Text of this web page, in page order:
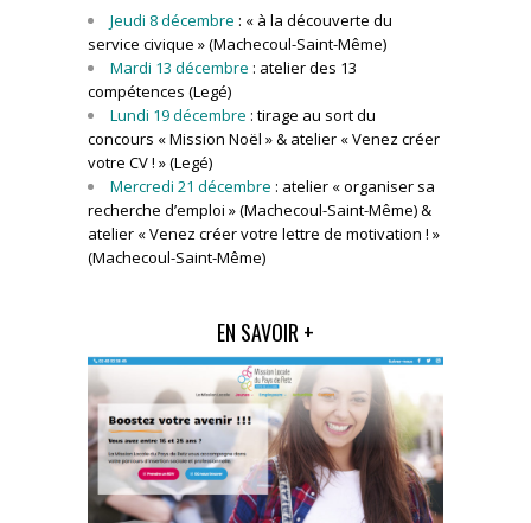
Jeudi 8 décembre : « à la découverte du
service civique » (Machecoul-Saint-Même)
Mardi 13 décembre : atelier des 13
compétences (Legé)
Lundi 19 décembre : tirage au sort du
concours « Mission Noël » & atelier « Venez créer
votre CV ! » (Legé)
Mercredi 21 décembre : atelier « organiser sa
recherche d’emploi » (Machecoul-Saint-Même) &
atelier « Venez créer votre lettre de motivation ! »
(Machecoul-Saint-Même)
EN SAVOIR +